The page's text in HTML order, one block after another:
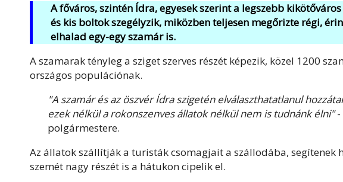
A főváros, szintén Ídra, egyesek szerint a legszebb
és kis boltok szegélyzik, miközben teljesen megőrizte régi,
elhalad egy-egy szamár is.
A szamarak tényleg a sziget szerves részét képezik, közel 1200
országos populációnak.
"A szamár és az öszvér Ídra szigetén elválaszthatatlanul
ezek nélkül a rokonszenves állatok nélkül nem is tudnánk élni"-
polgármestere.
Az állatok szállítják a turisták csomagjait a szállodába, segítenek
szemét nagy részét is a hátukon cipelik el.